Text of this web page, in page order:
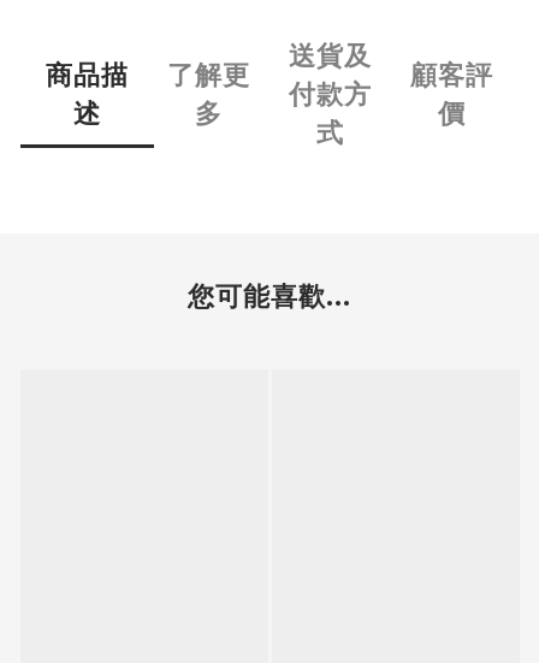
商品描
述
了解更
多
送貨及
付款方
式
顧客評
價
您可能喜歡...